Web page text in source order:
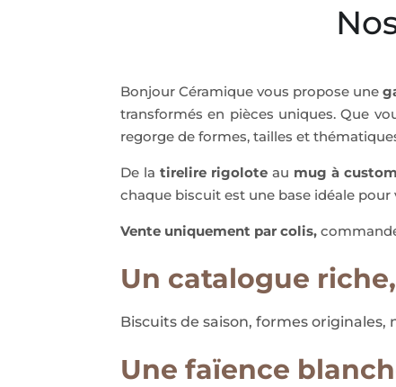
Bonjour Céramique vous propose une
transformés en pièces uniques. Que
regorge de formes, tailles et
De latirelire rigolote au mug à
chaque biscuit est une base idéale
Vente uniquement par colis,
Un catalogue
Biscuits de saison, formes
Une faïence